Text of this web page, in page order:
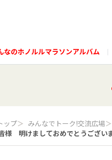
なのホノルルマラソンアルバム
ップ＞ みんなでトーク!交流広場＞
様 明けましておめでとうござ